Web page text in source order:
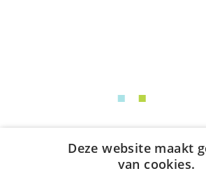
Deze website maakt
van cookies.